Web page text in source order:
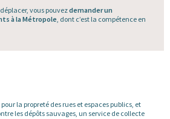
vous pouvezdemander un
à la Métropole , dont c’est la compétence en
la propreté des rues et espaces publics, et
les dépôts sauvages, un service de collecte